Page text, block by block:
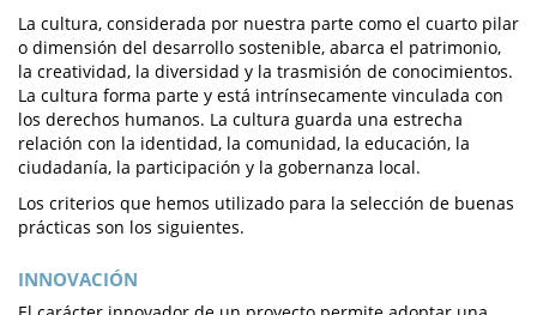
La cultura, considerada por nuestra parte como el cuarto pilar
o dimensión del desarrollo sostenible, abarca el patrimonio,
la creatividad, la diversidad y la trasmisión de conocimientos.
La cultura forma parte y está intrínsecamente vinculada con
los derechos humanos. La cultura guarda una estrecha
relación con la identidad, la comunidad, la educación, la
ciudadanía, la participación y la gobernanza local.
Los criterios que hemos utilizado para la selección de buenas
prácticas son los siguientes.
INNOVACIÓN